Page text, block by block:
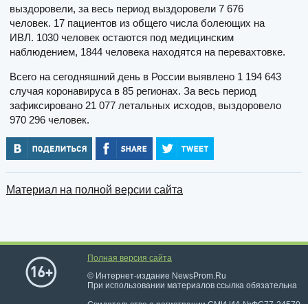
выздоровели, за весь период выздоровели 7 676
человек. 17 пациентов из общего числа болеющих на
ИВЛ. 1030 человек остаются под медицинским
наблюдением, 1844 человека находятся на перевахтовке.
Всего на сегодняшний день в России выявлено 1 194 643
случая коронавируса в 85 регионах. За весь период
зафиксировано 21 077 летальных исходов, выздоровело
970 296 человек.
Материал на полной версии сайта
Полная версия сайта
© Интернет-издание NewsProm.Ru
При использовании материалов ссылка обязательна